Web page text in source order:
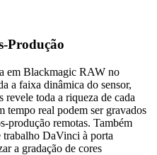
Produção
em Blackmagic RAW no
a faixa dinâmica do sensor,
revele toda a riqueza de cada
tempo real podem ser gravados
produção remotas. Também
trabalho DaVinci à porta
a gradação de cores